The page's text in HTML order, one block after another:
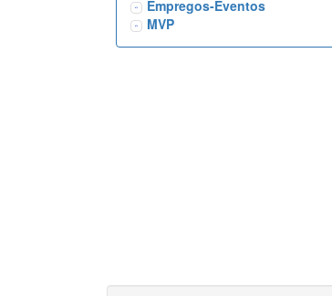
Empregos-Eventos
MVP